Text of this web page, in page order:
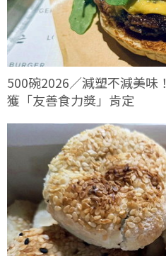
500碗2026／減塑不減美味
獲「友善食力獎」肯定